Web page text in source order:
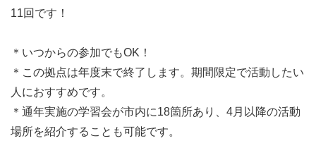
11回です！
＊いつからの参加でもOK！
＊この拠点は年度末で終了します。期間限定で活動したい
人におすすめです。
＊通年実施の学習会が市内に18箇所あり、4月以降の活動
場所を紹介することも可能です。